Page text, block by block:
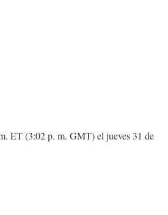
ET (3:02 p. m. GMT) el jueves 31 de